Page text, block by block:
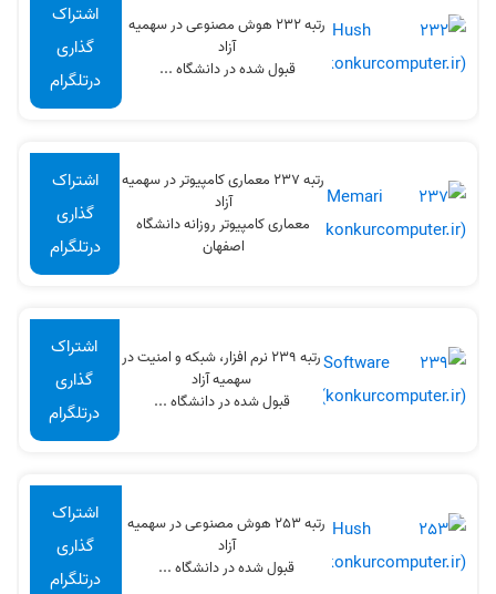
رتبه 232 هوش مصنوعی در سهميه
آزاد
قبول شده در دانشگاه ...
اشتراک
گذاری
درتلگرام
رتبه 237 معماری کامپیوتر در سهميه
آزاد
معماری کامپیوتر روزانه دانشگاه
اصفهان
اشتراک
گذاری
درتلگرام
رتبه 239 نرم افزار، شبکه و امنیت در
سهميه آزاد
قبول شده در دانشگاه ...
اشتراک
گذاری
درتلگرام
رتبه 253 هوش مصنوعی در سهميه
آزاد
قبول شده در دانشگاه ...
اشتراک
گذاری
درتلگرام